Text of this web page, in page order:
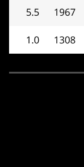
1967
5.5
1308
1.0